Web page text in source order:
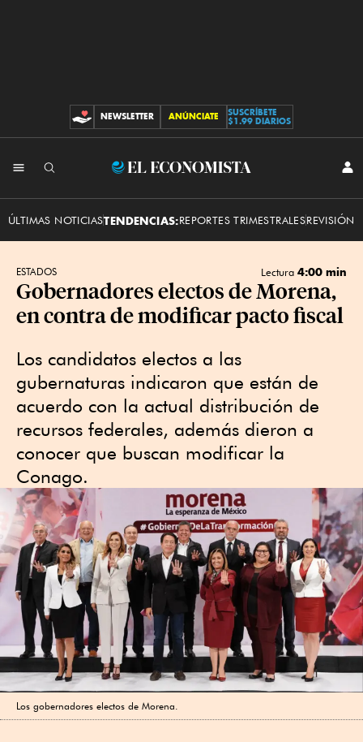
CONTRIBUCIONES
NEWSLETTER ANÚNCIATE
SUSCRÍBETE
$1.99 DIARIOS
El
ÚLTIMAS NOTICIASTENDENCIAS:REPORTES TRIMESTRALESREVISIÓN
ESTADOS Lectura 4:00 min
Gobernadores electos de Morena,
en contra de modificar pacto fiscal
Los candidatos electos a las
gubernaturas indicaron que están de
acuerdo con la actual distribución de
recursos federales, además dieron a
conocer que buscan modificar la
Conago.
Los gobernadores electos de Morena.